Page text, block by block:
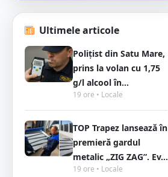
Ultimele articole
Polițist din Satu Mare,
prins la volan cu 1,75
g/l alcool în...
19 ore • Locale
TOP Trapez lansează în
premieră gardul
metalic „ZIG ZAG”. Ev...
19 ore • Locale